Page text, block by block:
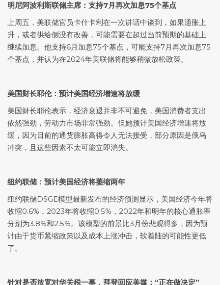
明尼阿波利斯联储主席 ：支持7月再次加息75个基点
上周五，美联储官员卡什卡利在一次讲话中谈到，如果通胀上
升，或者供给侧没有改善，可能需要在超过当前预期的基础上
继续加息。他支持6月加息75个基点，可能支持7月再次加息75
个基点，并认为在2024年美联储将能够稍微放松政策。
美国财长耶伦：预计美国经济增速将放缓
美国财长耶伦表示，经济衰退并非不可避免，美国消费者支出
依然强劲，劳动力市场非常强劲。但她预计美国经济增速将放
缓，因为目前的通货膨胀高得令人无法接受，部分原因是俄乌
冲突，且这些因素不太可能立即消失。
纽约联储：预计美国经济将萎缩两年
纽约联储DSGE模型最新发布的经济预测显示，美国经济今年将
收缩0.6%，2023年将收缩0.5%，2022年和明年的核心通胀率
分别为3.8%和2.5%。该模型的前景比3月份悲观得多，因为预
计由于货币紧缩政策以及成本上涨冲击，软着陆的可能性更低
了。
针对是否放宽对华关税一事，拜登回应美媒：“正在做决定”